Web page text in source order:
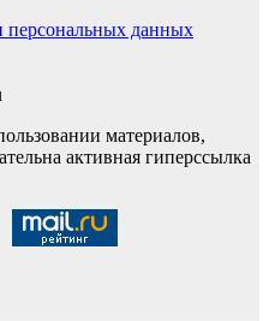
персональных данных
материалов,
активная гиперссылка